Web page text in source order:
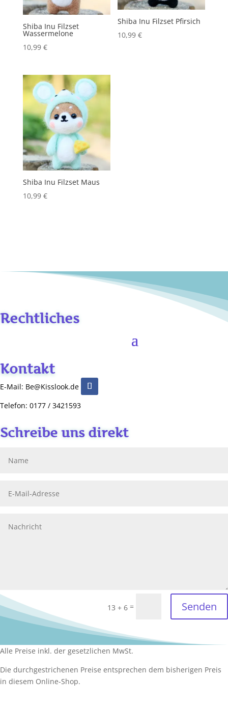
Shiba Inu Filzset
Wassermelone
10,99 €
Shiba Inu Filzset Pfirsich
10,99€
Shiba Inu Filzset Maus
10,99 €
Rechtliches
Kontakt
E-Mail: Be@Kisslook.de
Telefon: 0177 / 3421593
Schreibe uns direkt
13 + 6 = Senden
Alle Preise inkl. der gesetzlichen MwSt.
Die durchgestrichenen Preise entsprechen dem bisherigen Preis
in diesem Online-Shop.